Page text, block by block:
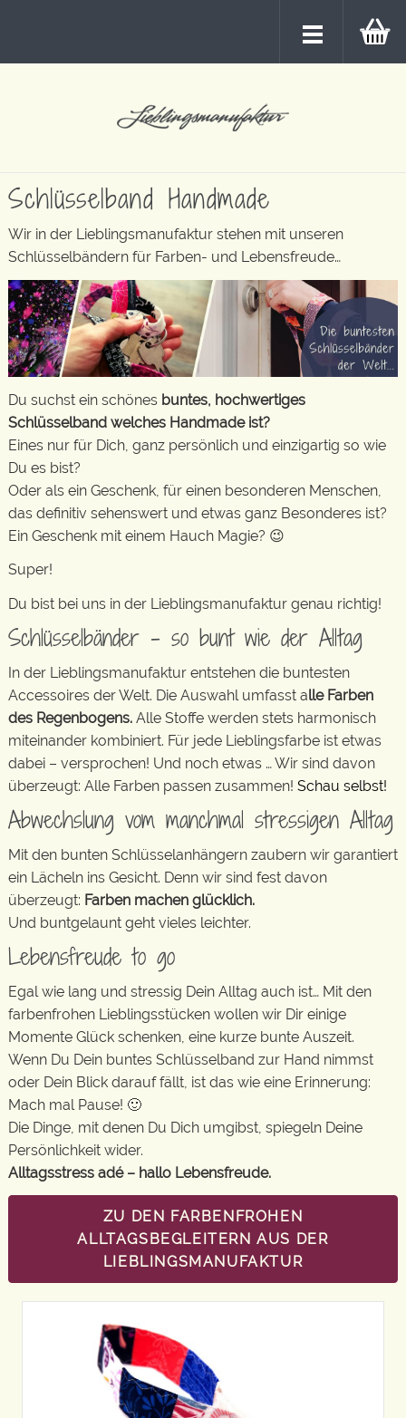
Schlüsselband Handmade
Wir in der Lieblingsmanufaktur stehen mit unseren
Schlüsselbändern für Farben- und Lebensfreude…
Du suchst ein schönes buntes, hochwertiges
Schlüsselband welches Handmade ist?
Eines nur für Dich, ganz persönlich und einzigartig so wie
Du es bist?
Oder als ein Geschenk, für einen besonderen Menschen,
das definitiv sehenswert und etwas ganz Besonderes ist?
Ein Geschenk mit einem Hauch Magie? 😉
Super!
Du bist bei uns in der Lieblingsmanufaktur genau richtig!
Schlüsselbänder – so bunt wie der Alltag
In der Lieblingsmanufaktur entstehen die buntesten
Accessoires der Welt. Die Auswahl umfasst alle Farben
des Regenbogens. Alle Stoffe werden stets harmonisch
miteinander kombiniert. Für jede Lieblingsfarbe ist etwas
dabei – versprochen! Und noch etwas … Wir sind davon
überzeugt: Alle Farben passen zusammen! Schau selbst!
Abwechslung vom manchmal stressigen Alltag
Mit den bunten Schlüsselanhängern zaubern wir garantiert
ein Lächeln ins Gesicht. Denn wir sind fest davon
überzeugt: Farben machen glücklich.
Und buntgelaunt geht vieles leichter.
Lebensfreude to go
Egal wie lang und stressig Dein Alltag auch ist… Mit den
farbenfrohen Lieblingsstücken wollen wir Dir einige
Momente Glück schenken, eine kurze bunte Auszeit.
Wenn Du Dein buntes Schlüsselband zur Hand nimmst
oder Dein Blick darauf fällt, ist das wie eine Erinnerung:
Mach mal Pause! 🙂
Die Dinge, mit denen Du Dich umgibst, spiegeln Deine
Persönlichkeit wider.
Alltagsstress adé – hallo Lebensfreude.
ZU DEN FARBENFROHEN
ALLTAGSBEGLEITERN AUS DER
LIEBLINGSMANUFAKTUR